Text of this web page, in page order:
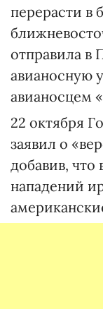
перерасти в
отправила в
авианосную
авианосцем
22 октября
заявил о
добавив,
нападений